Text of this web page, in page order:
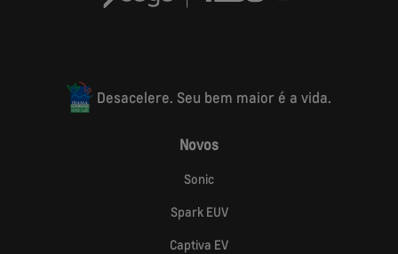
Desacelere. Seu bem maior é a vida.
Novos
Sonic
Spark EUV
Captiva EV